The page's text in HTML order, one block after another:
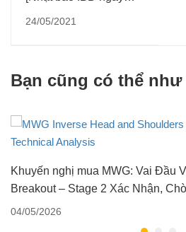
xu hướng thị trường
24/05/2021
Bạn cũng có thể như
Khuyến nghị mua MWG: Vai Đầu
Breakout – Stage 2 Xác Nhận,
04/05/2026